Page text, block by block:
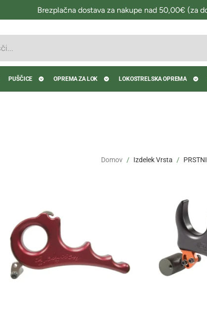
Brezplačna dostava za nakupe nad 50,00€ (za
PUŠČICE OPREMA ZA LOK LOKOSTRELSKA OPREMA
Domov Izdelek Vrsta PRSTNI